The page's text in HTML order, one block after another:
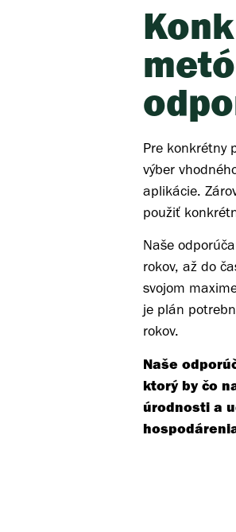
Pre konkrétny
výber
aplikácie.
použiť
Naše
rokov, až do
svojom
je plán
rokov.
Naše
ktorý by čo
úrodnosti a